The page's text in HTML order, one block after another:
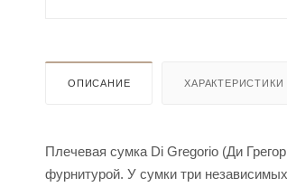
ОПИСАНИЕ ХАРАКТЕРИСТИКИ
Плечевая сумка Di Gregorio (Ди
фурнитурой. У сумки три